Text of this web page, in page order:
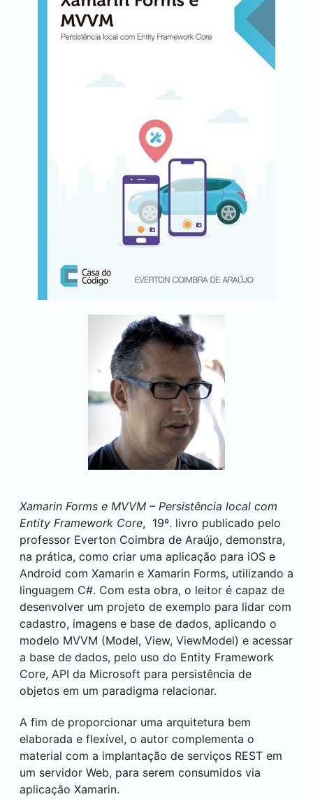
Xamarin Forms e MVVM – Persistência local com
Entity Framework Core, 19º. livro publicado pelo
professor Everton Coimbra de Araújo, demonstra,
na prática, como criar uma aplicação para iOS e
Android com Xamarin e Xamarin Forms, utilizando a
linguagem C#. Com esta obra, o leitor é capaz de
desenvolver um projeto de exemplo para lidar com
cadastro, imagens e base de dados, aplicando o
modelo MVVM (Model, View, ViewModel) e acessar
a base de dados, pelo uso do Entity Framework
Core, API da Microsoft para persistência de
objetos em um paradigma relacionar.
A fim de proporcionar uma arquitetura bem
elaborada e flexível, o autor complementa o
material com a implantação de serviços REST em
um servidor Web, para serem consumidos via
aplicação Xamarin.